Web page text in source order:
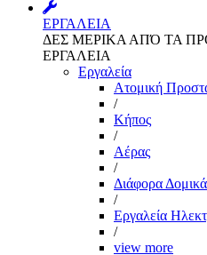
ΕΡΓΑΛΕΙΑ
ΔΕΣ ΜΕΡΙΚΑ ΑΠΌ ΤΑ
ΕΡΓΑΛΕΙΑ
Εργαλεία
Aτομική
/
Kήπος
/
Αέρας
/
Διάφορα
/
Εργαλεία
/
view more